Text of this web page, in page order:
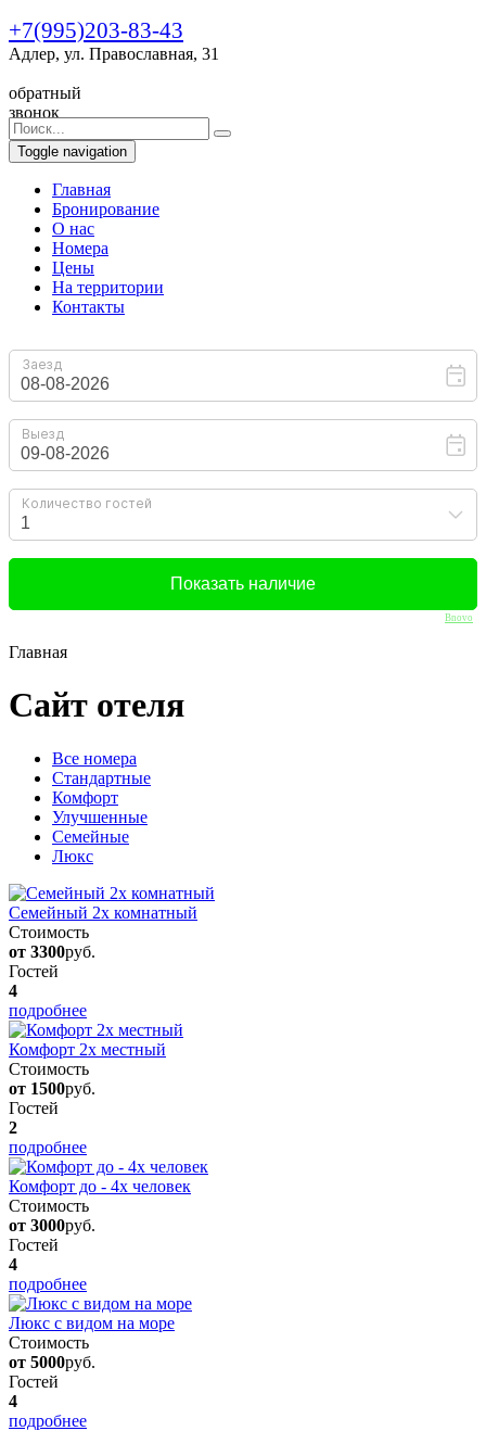
+7(995)203-83-43
Адлер, ул. Православная, 31
обратный
звонок
Toggle navigation
Главная
Бронирование
O нас
Номера
Цены
На территории
Контакты
Bnovo
Главная
Сайт отеля
Вcе номера
Стандартные
Комфорт
Улучшенные
Семейные
Люкс
Семейный 2х комнатный
Стоимость
от 3300руб.
Гостей
4
подробнее
Комфорт 2х местный
Стоимость
от 1500руб.
Гостей
2
подробнее
Комфорт до - 4х человек
Стоимость
от 3000руб.
Гостей
4
подробнее
Люкс с видом на море
Стоимость
от 5000руб.
Гостей
4
подробнее